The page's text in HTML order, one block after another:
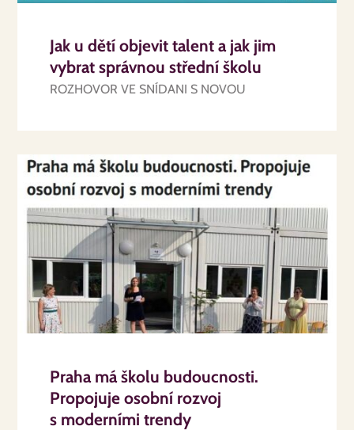
Jak u dětí objevit talent a jak jim
vybrat správnou střední školu
ROZHOVOR VE SNÍDANI S NOVOU
Praha má školu budoucnosti.
Propojuje osobní rozvoj
s moderními trendy